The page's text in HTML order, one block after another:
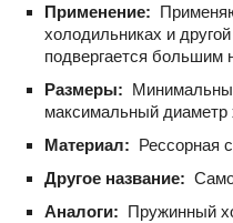
Применение:
холодильниках и
подвергается большим
Размеры:
максимальный диаметр
Материал: Рессорная
Другое название:
Аналоги: Пружинный